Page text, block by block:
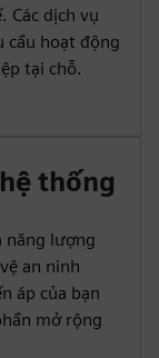
Các dịch vụ
cầu hoạt động
tại chỗ.
thống
năng lượng
an ninh
áp của bạn
mở rộng